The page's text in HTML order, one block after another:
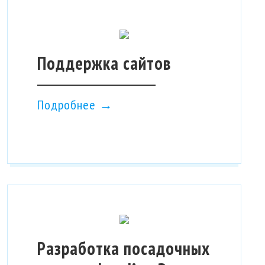
долгое время…
Поддержка сайтов
Подробнее →
Разработка посадочных